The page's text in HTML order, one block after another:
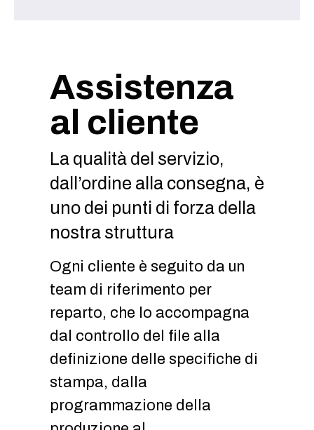
Assistenza
al cliente
La qualità del servizio,
dall’ordine alla consegna, è
uno dei punti di forza della
nostra struttura
Ogni cliente è seguito da un
team di riferimento per
reparto, che lo accompagna
dal controllo del file alla
definizione delle specifiche di
stampa, dalla
programmazione della